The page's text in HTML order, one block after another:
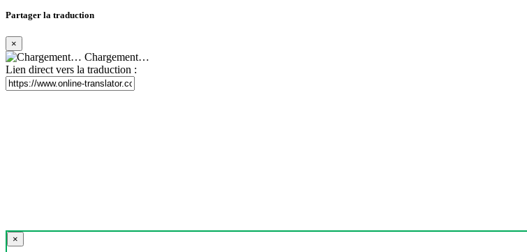
Partager la traduction
×
Chargement…
Lien direct vers la traduction :
×